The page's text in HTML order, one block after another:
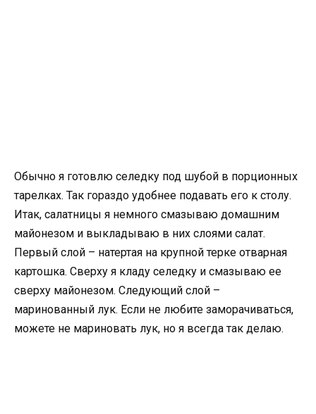
Обычно я готовлю селедку под шубой в порционных
тарелках. Так гораздо удобнее подавать его к столу.
Итак, салатницы я немного смазываю домашним
майонезом и выкладываю в них слоями салат.
Первый слой – натертая на крупной терке отварная
картошка. Сверху я кладу селедку и смазываю ее
сверху майонезом. Следующий слой –
маринованный лук. Если не любите заморачиваться,
можете не мариновать лук, но я всегда так делаю.